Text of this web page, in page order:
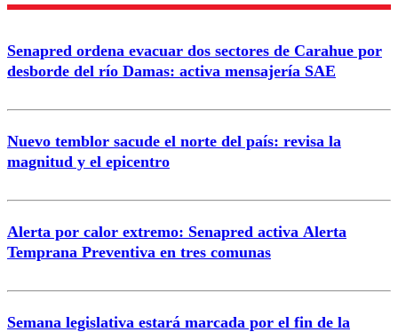
Enviar comentario
Senapred ordena evacuar dos sectores de Carahue por
desborde del río Damas: activa mensajería SAE
Nuevo temblor sacude el norte del país: revisa la
magnitud y el epicentro
Alerta por calor extremo: Senapred activa Alerta
Temprana Preventiva en tres comunas
Semana legislativa estará marcada por el fin de la